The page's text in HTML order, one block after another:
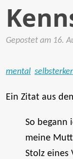
Gepostet am 16.
mental
Ein Zitat aus
So begann
meine
Stolz eines